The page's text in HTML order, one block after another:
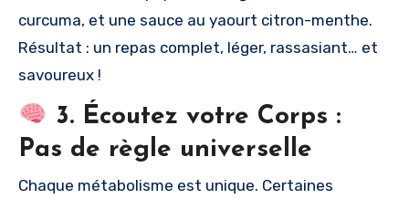
curcuma, et une sauce au yaourt citron-menthe.
Résultat : un repas complet, léger, rassasiant… et
savoureux !
3. Écoutez votre Corps :
Pas de règle universelle
Chaque métabolisme est unique. Certaines